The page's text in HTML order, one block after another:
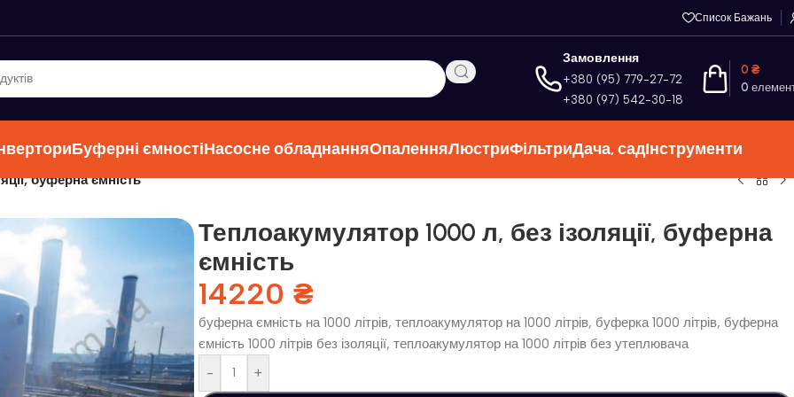
Список Бажань
Замовлення
+380 (95) 779-27-72
+380 (97) 542-30-18
0
0 ₴
Буферні ємностіНасосне обладнанняОпаленняЛюстриФільтриДача, садІнструменти
буферна ємність
Теплоакумулятор 1000 л, без ізоляції, буферна
ємність
14220 ₴
буферна ємність на 1000 літрів, теплоакумулятор на 1000 літрів, буферка 1000 літрів, буферна
ємність 1000 літрів без ізоляції, теплоакумулятор на 1000 літрів без утеплювача
-
+